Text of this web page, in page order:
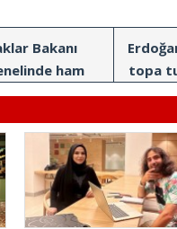
Bakanı
ham
kırdık”
topa